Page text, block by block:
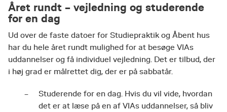
Året rundt – vejledning og studerende
for en dag
Ud over de faste datoer for Studiepraktik og Åbent hus
har du hele året rundt mulighed for at besøge VIAs
uddannelser og få individuel vejledning. Det er tilbud, der
i høj grad er målrettet dig, der er på sabbatår.
Studerende for en dag. Hvis du vil vide, hvordan
det er at læse på en af VIAs uddannelser, så bliv